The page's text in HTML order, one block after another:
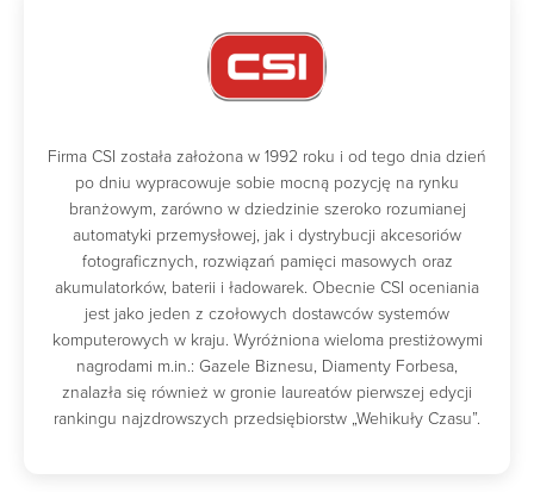
Firma CSI została założona w 1992 roku i od tego dnia dzień
po dniu wypracowuje sobie mocną pozycję na rynku
branżowym, zarówno w dziedzinie szeroko rozumianej
automatyki przemysłowej, jak i dystrybucji akcesoriów
fotograficznych, rozwiązań pamięci masowych oraz
akumulatorków, baterii i ładowarek. Obecnie CSI oceniania
jest jako jeden z czołowych dostawców systemów
komputerowych w kraju. Wyróżniona wieloma prestiżowymi
nagrodami m.in.: Gazele Biznesu, Diamenty Forbesa,
znalazła się również w gronie laureatów pierwszej edycji
rankingu najzdrowszych przedsiębiorstw „Wehikuły Czasu”.